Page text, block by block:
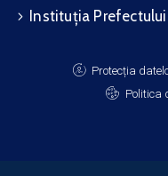
Instituția
Protecția
Politica